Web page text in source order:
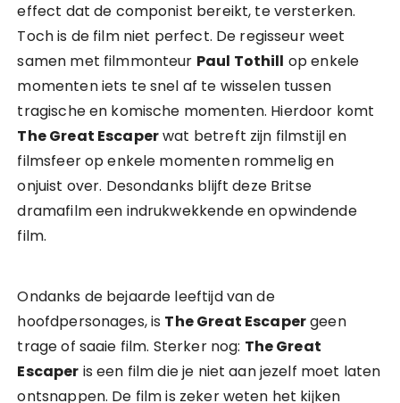
effect dat de componist bereikt, te versterken.
Toch is de film niet perfect. De regisseur weet
samen met filmmonteur Paul Tothill op enkele
momenten iets te snel af te wisselen tussen
tragische en komische momenten. Hierdoor komt
The Great Escaperwat betreft zijn filmstijl en
filmsfeer op enkele momenten rommelig en
onjuist over. Desondanks blijft deze Britse
dramafilm een indrukwekkende en opwindende
film.
Ondanks de bejaarde leeftijd van de
hoofdpersonages, is The Great Escapergeen
trage of saaie film. Sterker nog: The Great
Escaper is een film die je niet aan jezelf moet laten
ontsnappen. De film is zeker weten het kijken